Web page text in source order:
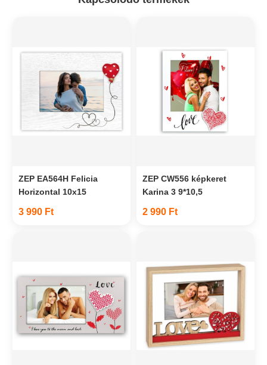
ZEP EA564H Felicia
Horizontal 10x15
3 990 Ft
ZEP CW556 képkeret
Karina 3 9*10,5
2 990 Ft